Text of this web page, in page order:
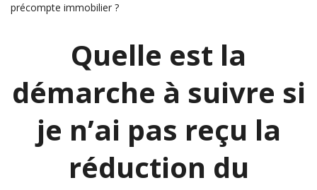
précompte immobilier ?
Quelle est la
démarche à suivre si
je n’ai pas reçu la
réduction du